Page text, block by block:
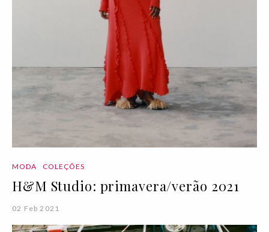
MODA COLEÇÕES
H&M Studio: primavera/verão 2021
02 Feb 2021